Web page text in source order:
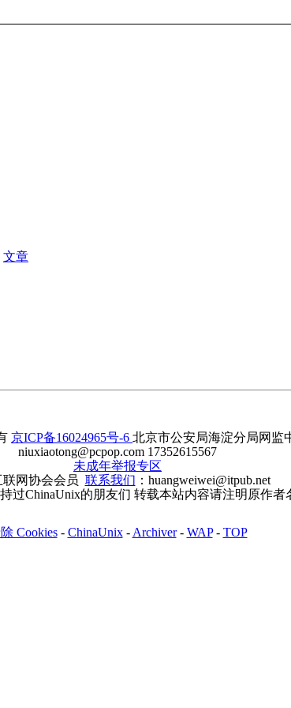
文章
京ICP备16024965号-6 北京市公安局海淀分局网监
niuxiaotong@pcpop.com 17352615567
未成年举报专区
联网协会会员 联系我们 ：huangweiwei@itpub.net
过ChinaUnix的朋友们 转载本站内容请注明原作者
Cookies- ChinaUnix- Archiver- WAP- TOP